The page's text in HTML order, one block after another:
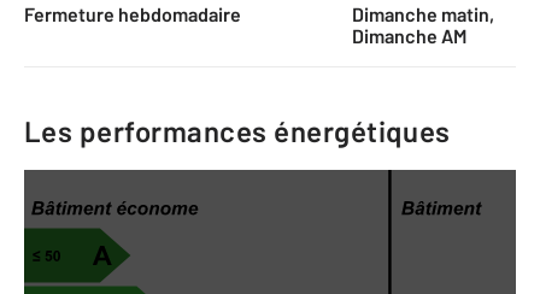
Fermeture hebdomadaire
Dimanche matin,
Dimanche AM
Les performances énergétiques